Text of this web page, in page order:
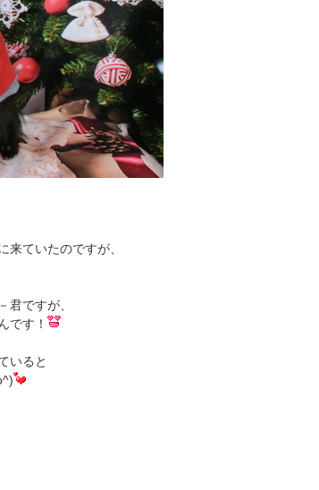
来ていたのですが、
君ですが、
です！
いると